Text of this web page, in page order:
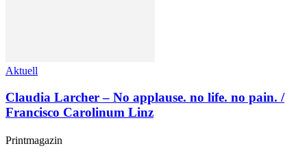
Aktuell
Claudia Larcher – No applause. no life. no pain. /
Francisco Carolinum Linz
Printmagazin